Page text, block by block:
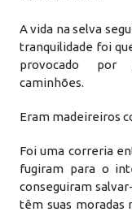
A vida na selva
tranquilidade foi
provocado por
caminhões.
Eram madeireiros
Foi uma correria
fugiram para o
conseguiram
têm suas moradas